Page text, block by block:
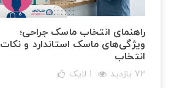
راهنمای انتخاب ماسک جراحی؛
ویژگی‌های ماسک استاندارد و نکات
انتخاب
72 بازدید 1 لایک